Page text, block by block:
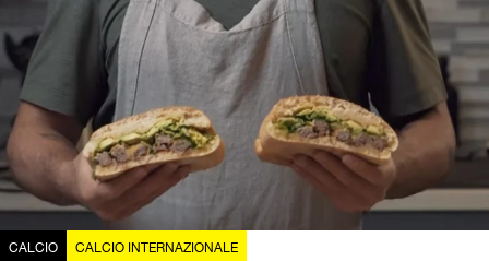
CALCIO CALCIO INTERNAZIONALE